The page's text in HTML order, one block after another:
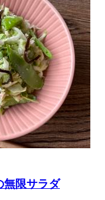
無限サラダ